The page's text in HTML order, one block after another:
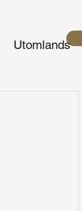
Utomlands